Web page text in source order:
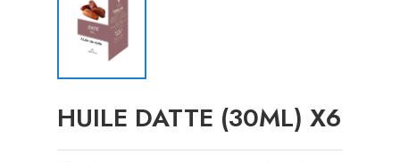
HUILE DATTE (30ML) X6